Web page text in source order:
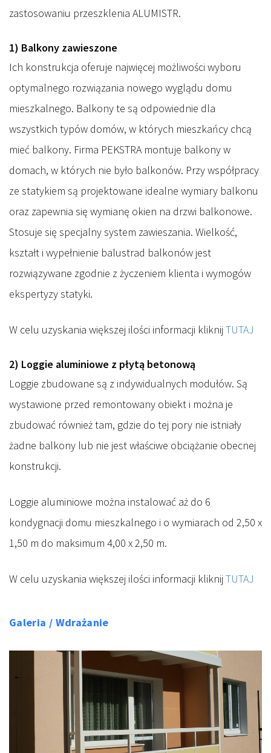
zastosowaniu przeszklenia ALUMISTR.
1) Balkony zawieszone
Ich konstrukcja oferuje najwięcej możliwości wyboru
optymalnego rozwiązania nowego wyglądu domu
mieszkalnego. Balkony te są odpowiednie dla
wszystkich typów domów, w których mieszkańcy chcą
mieć balkony. Firma PEKSTRA montuje balkony w
domach, w których nie było balkonów. Przy współpracy
ze statykiem są projektowane idealne wymiary balkonu
oraz zapewnia się wymianę okien na drzwi balkonowe.
Stosuje się specjalny system zawieszania. Wielkość,
kształt i wypełnienie balustrad balkonów jest
rozwiązywane zgodnie z życzeniem klienta i wymogów
ekspertyzy statyki.
W celu uzyskania większej ilości informacji kliknij TUTAJ
2) Loggie aluminiowe z płytą betonową
Loggie zbudowane są z indywidualnych modułów. Są
wystawione przed remontowany obiekt i można je
zbudować również tam, gdzie do tej pory nie istniały
żadne balkony lub nie jest właściwe obciążanie obecnej
konstrukcji.
Loggie aluminiowe można instalować aż do 6
kondygnacji domu mieszkalnego i o wymiarach od 2,50 x
1,50 m do maksimum 4,00 x 2,50 m.
W celu uzyskania większej ilości informacji kliknij TUTAJ
Galeria / Wdrażanie